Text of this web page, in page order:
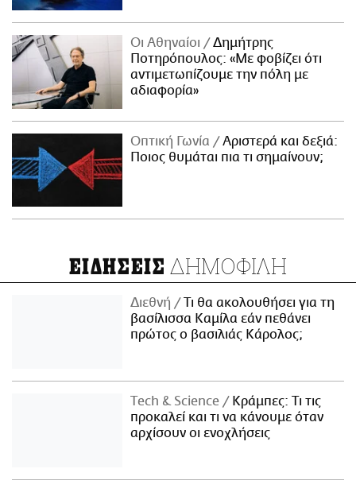
Οι Αθηναίοι
Δημήτρης
Ποτηρόπουλος: «Με φοβίζει ότι
αντιμετωπίζουμε την πόλη με
αδιαφορία»
Οπτική Γωνία
Αριστερά και δεξιά:
Ποιος θυμάται πια τι σημαίνουν;
ΕΙΔΗΣΕΙΣ ΔΗΜΟΦΙΛΗ
Διεθνή
Τι θα ακολουθήσει για τη
βασίλισσα Καμίλα εάν πεθάνει
πρώτος ο βασιλιάς Κάρολος;
Τech & Science
Κράμπες: Τι τις
προκαλεί και τι να κάνουμε όταν
αρχίσουν οι ενοχλήσεις